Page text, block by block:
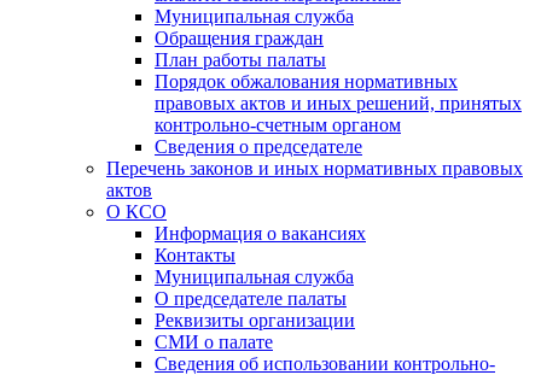
Муниципальная служба
Обращения граждан
План работы палаты
Порядок обжалования нормативных
правовых актов и иных решений, принятых
контрольно-счетным органом
Сведения о председателе
Перечень законов и иных нормативных правовых
актов
О КСО
Информация о вакансиях
Контакты
Муниципальная служба
О председателе палаты
Реквизиты организации
СМИ о палате
Сведения об использовании контрольно-